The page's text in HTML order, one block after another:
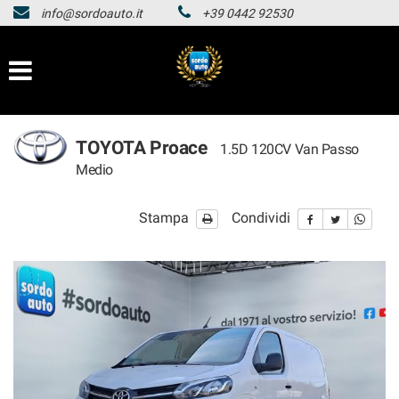
HOMEPAGE
LISTA VEICOLI
HOMEPAGE
info@sordoauto.it +39 0442 92530
TOYOTA Proace
1.5D 120CV Van Passo
Medio
Stampa Condividi
preferenze
di
Il
seguente
le
tue
preferenze
di